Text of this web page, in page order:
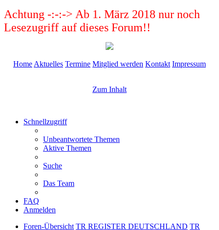
Achtung -:-:-> Ab 1. März 2018 nur noch
Lesezugriff auf dieses Forum!!
Home Aktuelles Termine Mitglied werden Kontakt Impressum
Zum Inhalt
Schnellzugriff
Unbeantwortete Themen
Aktive Themen
Suche
Das Team
FAQ
Anmelden
Foren-Übersicht TR REGISTER DEUTSCHLAND TR